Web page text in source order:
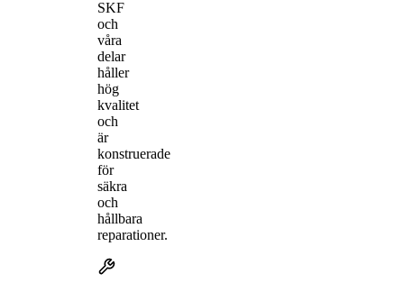
SKF
och
våra
delar
håller
hög
kvalitet
och
är
konstruerade
för
säkra
och
hållbara
reparationer.